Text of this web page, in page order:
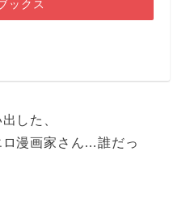
ックス
した、
ロ漫画家さん…誰だっ